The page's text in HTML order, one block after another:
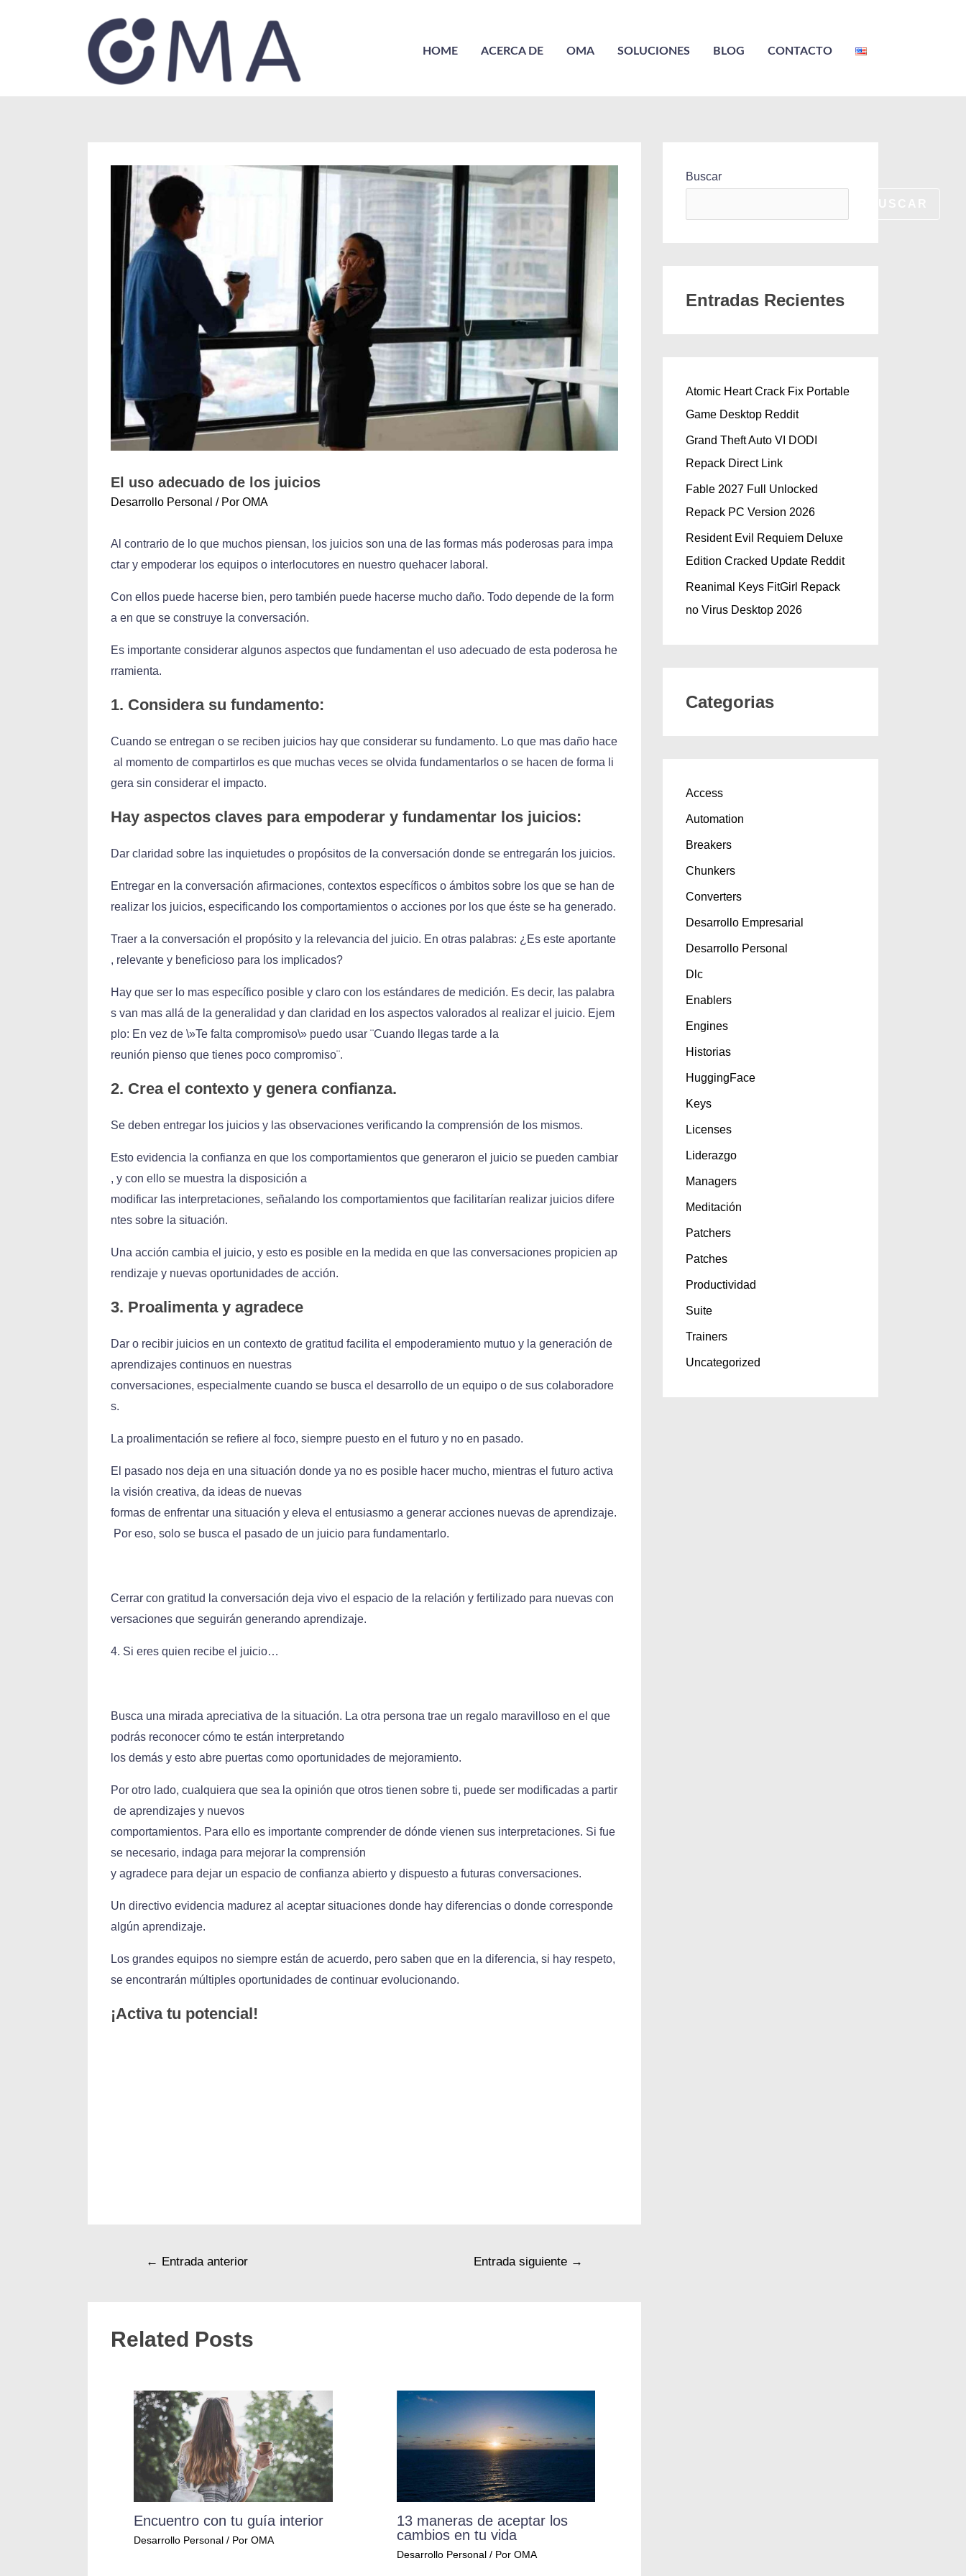
HOME ACERCA DE OMA SOLUCIONES BLOG CONTACTO
El uso adecuado de los juicios
Desarrollo Personal / Por OMA
Al contrario de lo que muchos piensan, los juicios son una de las formas más poderosas para impa
ctar y empoderar los equipos o interlocutores en nuestro quehacer laboral.
Con ellos puede hacerse bien, pero también puede hacerse mucho daño. Todo depende de la form
a en que se construye la conversación.
Es importante considerar algunos aspectos que fundamentan el uso adecuado de esta poderosa he
rramienta.
1. Considera su fundamento:
Cuando se entregan o se reciben juicios hay que considerar su fundamento. Lo que mas daño hace
al momento de compartirlos es que muchas veces se olvida fundamentarlos o se hacen de forma li
gera sin considerar el impacto.
Hay aspectos claves para empoderar y fundamentar los juicios:
Dar claridad sobre las inquietudes o propósitos de la conversación donde se entregarán los juicios.
Entregar en la conversación afirmaciones, contextos específicos o ámbitos sobre los que se han de
realizar los juicios, especificando los comportamientos o acciones por los que éste se ha generado.
Traer a la conversación el propósito y la relevancia del juicio. En otras palabras: ¿Es este aportante
, relevante y beneficioso para los implicados?
Hay que ser lo mas específico posible y claro con los estándares de medición. Es decir, las palabra
s van mas allá de la generalidad y dan claridad en los aspectos valorados al realizar el juicio. Ejem
plo: En vez de \»Te falta compromiso\» puedo usar ¨Cuando llegas tarde a la
reunión pienso que tienes poco compromiso¨.
2. Crea el contexto y genera confianza.
Se deben entregar los juicios y las observaciones verificando la comprensión de los mismos.
Esto evidencia la confianza en que los comportamientos que generaron el juicio se pueden cambiar
, y con ello se muestra la disposición a
modificar las interpretaciones, señalando los comportamientos que facilitarían realizar juicios difere
ntes sobre la situación.
Una acción cambia el juicio, y esto es posible en la medida en que las conversaciones propicien ap
rendizaje y nuevas oportunidades de acción.
3. Proalimenta y agradece
Dar o recibir juicios en un contexto de gratitud facilita el empoderamiento mutuo y la generación de
aprendizajes continuos en nuestras
conversaciones, especialmente cuando se busca el desarrollo de un equipo o de sus colaboradore
s.
La proalimentación se refiere al foco, siempre puesto en el futuro y no en pasado.
El pasado nos deja en una situación donde ya no es posible hacer mucho, mientras el futuro activa
la visión creativa, da ideas de nuevas
formas de enfrentar una situación y eleva el entusiasmo a generar acciones nuevas de aprendizaje.
Por eso, solo se busca el pasado de un juicio para fundamentarlo.
Cerrar con gratitud la conversación deja vivo el espacio de la relación y fertilizado para nuevas con
versaciones que seguirán generando aprendizaje.
4. Si eres quien recibe el juicio…
Busca una mirada apreciativa de la situación. La otra persona trae un regalo maravilloso en el que
podrás reconocer cómo te están interpretando
los demás y esto abre puertas como oportunidades de mejoramiento.
Por otro lado, cualquiera que sea la opinión que otros tienen sobre ti, puede ser modificadas a partir
de aprendizajes y nuevos
comportamientos. Para ello es importante comprender de dónde vienen sus interpretaciones. Si fue
se necesario, indaga para mejorar la comprensión
y agradece para dejar un espacio de confianza abierto y dispuesto a futuras conversaciones.
Un directivo evidencia madurez al aceptar situaciones donde hay diferencias o donde corresponde
algún aprendizaje.
Los grandes equipos no siempre están de acuerdo, pero saben que en la diferencia, si hay respeto,
se encontrarán múltiples oportunidades de continuar evolucionando.
¡Activa tu potencial!
← Entrada anterior Entrada siguiente →
Related Posts
Encuentro con tu guía interior
Desarrollo Personal / Por OMA
13 maneras de aceptar los
cambios en tu vida
Desarrollo Personal/ Por OMA
Buscar
Entradas Recientes
Atomic Heart Crack Fix Portable
Game Desktop Reddit
Grand Theft Auto VI DODI
Repack Direct Link
Fable 2027 Full Unlocked
Repack PC Version 2026
Resident Evil Requiem Deluxe
Edition Cracked Update Reddit
Reanimal Keys FitGirl Repack
no Virus Desktop 2026
Categorias
Access
Automation
Breakers
Chunkers
Converters
Desarrollo Empresarial
Desarrollo Personal
Dlc
Enablers
Engines
Historias
HuggingFace
Keys
Licenses
Liderazgo
Managers
Meditación
Patchers
Patches
Productividad
Suite
Trainers
Uncategorized